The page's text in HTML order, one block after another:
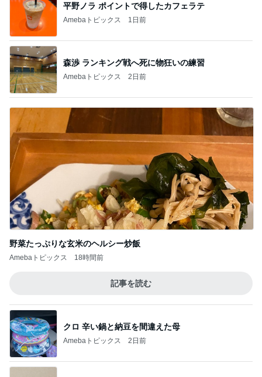
平野ノラ ポイントで得したカフェラテ
Amebaトピックス 1日前
森渉 ランキング戦へ死に物狂いの練習
Amebaトピックス 2日前
野菜たっぷりな玄米のヘルシー炒飯
Amebaトピックス 18時間前
記事を読む
クロ 辛い鍋と納豆を間違えた母
Amebaトピックス 2日前